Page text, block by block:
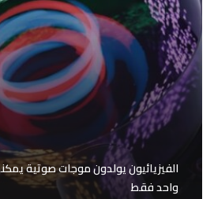
الفيزيائيون يولدون موجات صوتية
واحد فقط